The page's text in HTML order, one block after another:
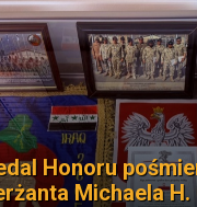
Honoru
Michaela H.